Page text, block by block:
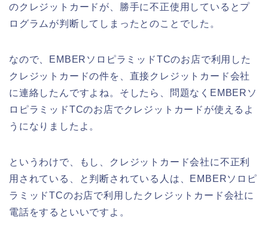
のクレジットカードが、勝手に不正使用しているとプ
ログラムが判断してしまったとのことでした。
なので、EMBERソロピラミッドTCのお店で利用した
クレジットカードの件を、直接クレジットカード会社
に連絡したんですよね。そしたら、問題なくEMBERソ
ロピラミッドTCのお店でクレジットカードが使えるよ
うになりましたよ。
というわけで、もし、クレジットカード会社に不正利
用されている、と判断されている人は、EMBERソロピ
ラミッドTCのお店で利用したクレジットカード会社に
電話をするといいですよ。